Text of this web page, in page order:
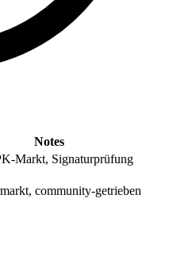
Notes
Markt, Signaturprüfung
community-getrieben